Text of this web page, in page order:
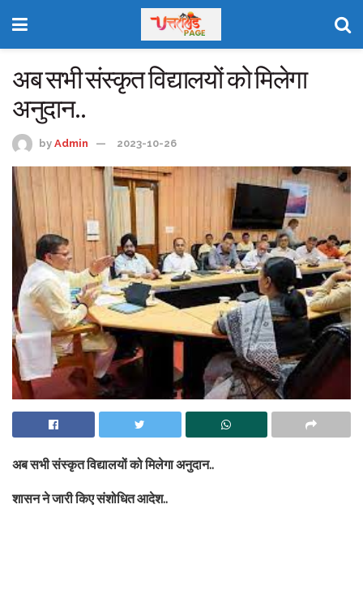
अब सभी संस्कृत विद्यालयों को मिलेगा
अनुदान..
by Admin 2023-10-26
अब सभी संस्कृत विद्यालयों को मिलेगा अनुदान..
शासन ने जारी किए संशोधित आदेश..